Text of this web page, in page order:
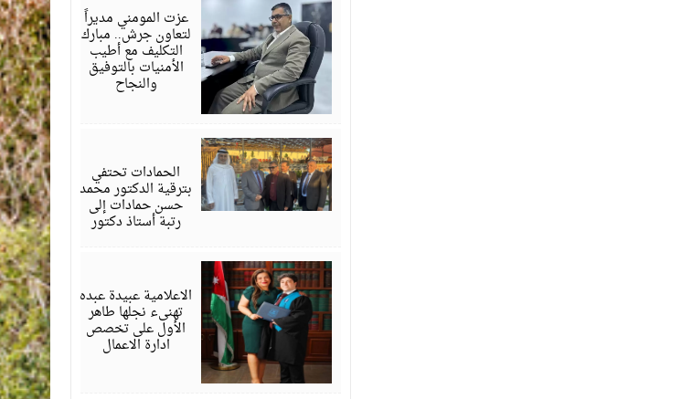
عزت المومني مديراً
لتعاون جرش.. مبارك
التكليف مع أطيب
الأمنيات بالتوفيق
والنجاح
2026
الحمادات تحتفي
بترقية الدكتور محمد
حسن حمادات إلى
رتبة أستاذ دكتور
يوليو
2026
الاعلامية عبيدة عبده
تهنىء نجلها طاهر
الأول على تخصص
ادارة الاعمال
يوليو
2026